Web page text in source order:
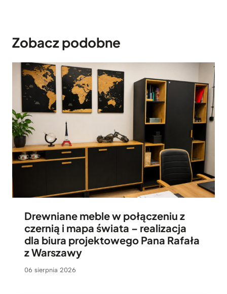
Zobacz podobne
Drewniane meble w połączeniu z
czernią i mapa świata – realizacja
dla biura projektowego Pana Rafała
z Warszawy
06 sierpnia 2026